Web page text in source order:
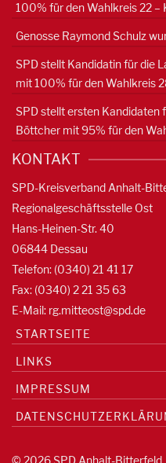
100% für den Wahlkreis 22 –
Genosse Raymond Schulz
SPD stellt Kandidatin für die
mit 100% für den Wahlkreis
SPD stellt ersten Kandidaten
Böttcher mit 95% für den
KONTAKT
SPD-Kreisverband Anhalt-
Regionalgeschäftsstelle Ost
Hans-Heinen-Str. 40
06844 Dessau
Telefon: (0340) 21 41 17
Fax: (0340) 2 21 35 63
E-Mail: rg.mitteost@spd.de
STARTSEITE
LINKS
IMPRESSUM
© 2026 SPD Anhalt-Bitterfeld